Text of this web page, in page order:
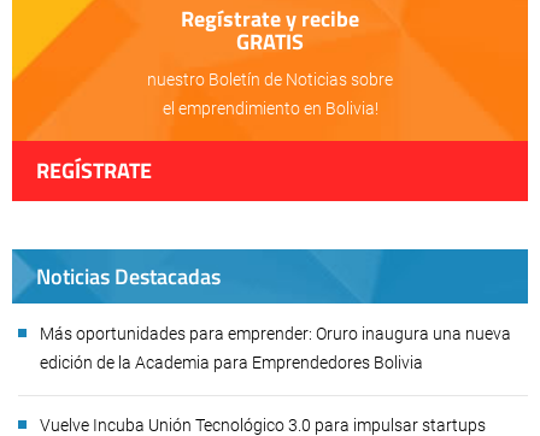
Regístrate y recibe
GRATIS
nuestro Boletín de Noticias sobre
el emprendimiento en Bolivia!
REGÍSTRATE
Noticias Destacadas
Más oportunidades para emprender: Oruro inaugura una nueva
edición de la Academia para Emprendedores Bolivia
Vuelve Incuba Unión Tecnológico 3.0 para impulsar startups